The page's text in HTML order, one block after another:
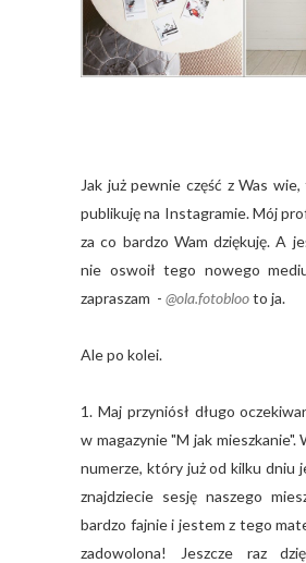
Jak już pewnie część z Was
publikuję na Instagramie. Mój
za co bardzo Wam dziękuję. A
nie oswoił tego nowego
zapraszam - @ola.fotoblooto ja.
Ale po kolei.
1. Maj przyniósł długo
w magazynie "M jak mieszkanie".
numerze, który już od kilku dniu
znajdziecie sesję naszego
bardzo fajnie i jestem z tego
zadowolona! Jeszcze raz